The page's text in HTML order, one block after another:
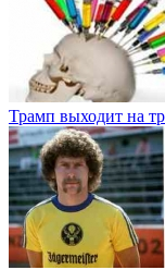
Трамп выходит на